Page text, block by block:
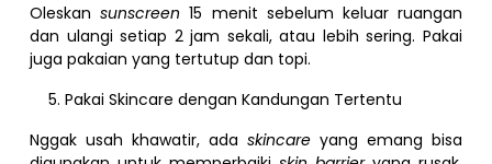
Oleskansunscreen15 menit sebelum keluar ruangan
dan ulangi setiap 2 jam sekali, atau lebih sering. Pakai
juga pakaian yang tertutup dan topi.
Pakai Skincare dengan Kandungan Tertentu
Nggak usah khawatir, ada skincare yang emang bisa